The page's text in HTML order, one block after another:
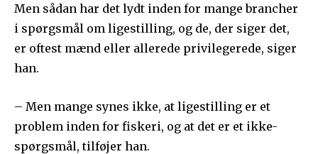
Men sådan har det lydt inden for mange brancher
i spørgsmål om ligestilling, og de, der siger det,
er oftest mænd eller allerede privilegerede, siger
han.
– Men mange synes ikke, at ligestilling er et
problem inden for fiskeri, og at det er et ikke-
spørgsmål, tilføjer han.